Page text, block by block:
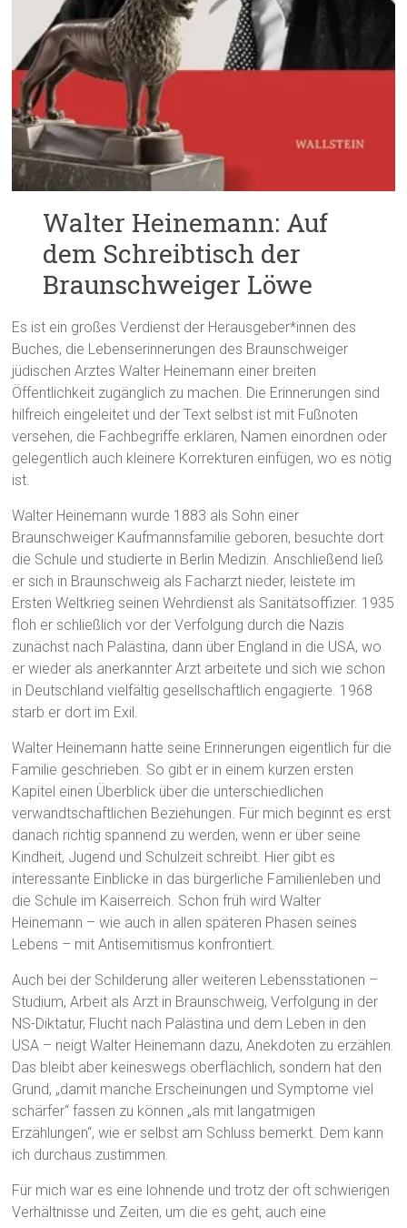
Walter Heinemann: Auf
dem Schreibtisch der
Braunschweiger Löwe
Es ist ein großes Verdienst der Herausgeber*innen des
Buches, die Lebenserinnerungen des Braunschweiger
jüdischen Arztes Walter Heinemann einer breiten
Öffentlichkeit zugänglich zu machen. Die Erinnerungen sind
hilfreich eingeleitet und der Text selbst ist mit Fußnoten
versehen, die Fachbegriffe erklären, Namen einordnen oder
gelegentlich auch kleinere Korrekturen einfügen, wo es nötig
ist.
Walter Heinemann wurde 1883 als Sohn einer
Braunschweiger Kaufmannsfamilie geboren, besuchte dort
die Schule und studierte in Berlin Medizin. Anschließend ließ
er sich in Braunschweig als Facharzt nieder, leistete im
Ersten Weltkrieg seinen Wehrdienst als Sanitätsoffizier. 1935
floh er schließlich vor der Verfolgung durch die Nazis
zunächst nach Palästina, dann über England in die USA, wo
er wieder als anerkannter Arzt arbeitete und sich wie schon
in Deutschland vielfältig gesellschaftlich engagierte. 1968
starb er dort im Exil.
Walter Heinemann hatte seine Erinnerungen eigentlich für die
Familie geschrieben. So gibt er in einem kurzen ersten
Kapitel einen Überblick über die unterschiedlichen
verwandtschaftlichen Beziehungen. Für mich beginnt es erst
danach richtig spannend zu werden, wenn er über seine
Kindheit, Jugend und Schulzeit schreibt. Hier gibt es
interessante Einblicke in das bürgerliche Familienleben und
die Schule im Kaiserreich. Schon früh wird Walter
Heinemann – wie auch in allen späteren Phasen seines
Lebens – mit Antisemitismus konfrontiert.
Auch bei der Schilderung aller weiteren Lebensstationen –
Studium, Arbeit als Arzt in Braunschweig, Verfolgung in der
NS-Diktatur, Flucht nach Palästina und dem Leben in den
USA – neigt Walter Heinemann dazu, Anekdoten zu erzählen.
Das bleibt aber keineswegs oberflächlich, sondern hat den
Grund, „damit manche Erscheinungen und Symptome viel
schärfer“ fassen zu können „als mit langatmigen
Erzählungen“, wie er selbst am Schluss bemerkt. Dem kann
ich durchaus zustimmen.
Für mich war es eine lohnende und trotz der oft schwierigen
Verhältnisse und Zeiten, um die es geht, auch eine